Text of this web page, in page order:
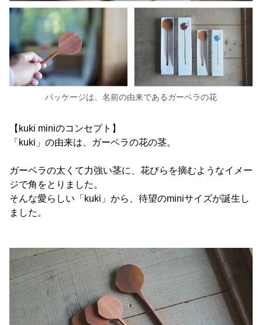
パッケージは、名前の由来であるガーベラの花
【kuki miniのコンセプト】
「kuki」の由来は、ガーベラの花の茎。
ガーベラの太くて力強い茎に、花びらを摘むようなイメー
ジで角をとりました。
そんな愛らしい「kuki」から、待望のminiサイズが誕生し
ました。